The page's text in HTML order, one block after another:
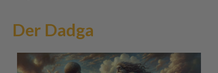
Der Dadga